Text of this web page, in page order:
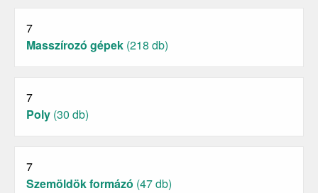
7
Masszírozó gépek (218 db)
7
Poly (30 db)
7
Szemöldök formázó (47 db)